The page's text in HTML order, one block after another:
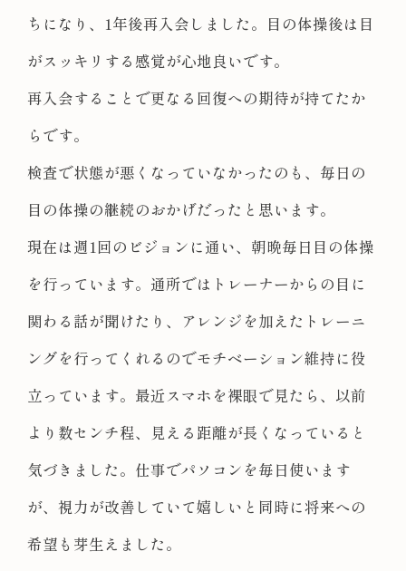
ちになり、1年後再入会しました。目の体操後は目
がスッキリする感覚が心地良いです。
再入会することで更なる回復への期待が持てたか
らです。
検査で状態が悪くなっていなかったのも、毎日の
目の体操の継続のおかげだったと思います。
現在は週1回のビジョンに通い、朝晩毎日目の体操
を行っています。通所ではトレーナーからの目に
関わる話が聞けたり、アレンジを加えたトレーニ
ングを行ってくれるのでモチベーション維持に役
立っています。最近スマホを裸眼で見たら、以前
より数センチ程、見える距離が長くなっていると
気づきました。仕事でパソコンを毎日使います
が、視力が改善していて嬉しいと同時に将来への
希望も芽生えました。